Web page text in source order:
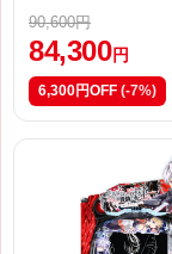
90,600円
84,300円
6,300円OFF (-7%)